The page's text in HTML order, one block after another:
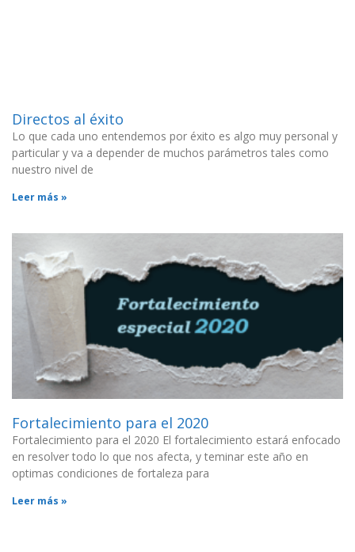
Directos al éxito
Lo que cada uno entendemos por éxito es algo muy personal y
particular y va a depender de muchos parámetros tales como
nuestro nivel de
Leer más »
Fortalecimiento para el 2020
Fortalecimiento para el 2020 El fortalecimiento estará enfocado
en resolver todo lo que nos afecta, y teminar este año en
optimas condiciones de fortaleza para
Leer más »